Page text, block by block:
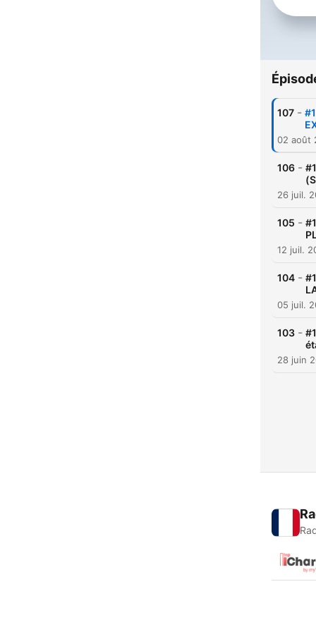
107 -
02 août
106 -
26 juil.
105 -
12 juil.
104 -
05 juil.
103 -
28 juin